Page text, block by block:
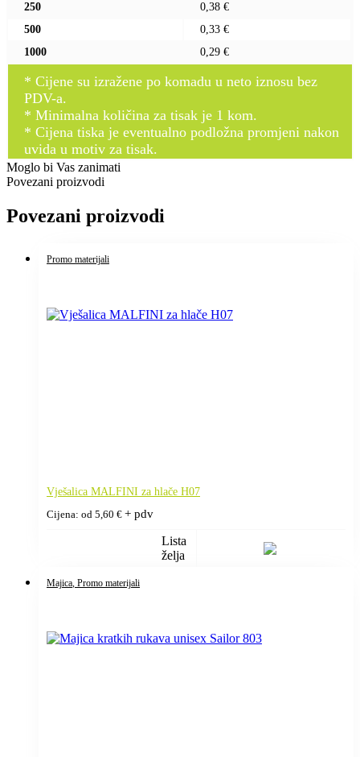
250
0,38 €
500
0,33 €
1000
0,29 €
* Cijene su izražene po komadu u neto iznosu bez
PDV-a.
* Minimalna količina za tisak je 1 kom.
* Cijena tiska je eventualno podložna promjeni nakon
uvida u motiv za tisak.
Moglo bi Vas zanimati
Povezani proizvodi
Povezani proizvodi
Promo materijali
Vješalica MALFINI za hlače H07
Cijena: od 5,60 € + pdv
Lista
želja
Majica, Promo materijali